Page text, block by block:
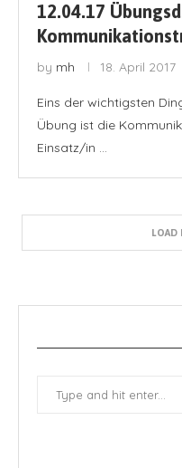
12.04.17
by mh 18. April 2017
Eins der wichtigsten
Übung ist die
Einsatz/in …
LOAD